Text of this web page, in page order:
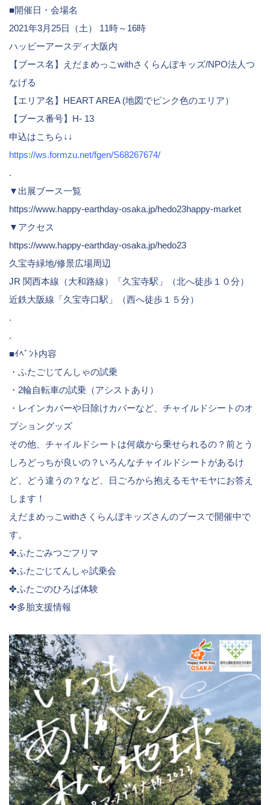
■開催日・会場名
2021年3月25日（土） 11時～16時
ハッピーアースディ大阪内
【ブース名】えだまめっこwithさくらんぼキッズ/NPO法人つ
なげる
【エリア名】HEART AREA (地図でピンク色のエリア）
【ブース番号】H- 13
申込はこちら↓↓
https://ws.formzu.net/fgen/S68267674/
.
▼出展ブース一覧
https://www.happy-earthday-osaka.jp/hedo23happy-market
▼アクセス
https://www.happy-earthday-osaka.jp/hedo23
久宝寺緑地/修景広場周辺
JR 関西本線（大和路線）「久宝寺駅」（北へ徒歩１０分）
近鉄大阪線「久宝寺口駅」（西へ徒歩１５分）
.
.
■ｲﾍﾞﾝﾄ内容
・ふたごじてんしゃの試乗
・2輪自転車の試乗（アシストあり）
・レインカバーや日除けカバーなど、チャイルドシートのオ
プショングッズ
その他、チャイルドシートは何歳から乗せられるの？前とう
しろどっちが良いの？いろんなチャイルドシートがあるけ
ど、どう違うの？など、日ごろから抱えるモヤモヤにお答え
します！
えだまめっこwithさくらんぼキッズさんのブースで開催中で
す。
✤ふたごみつごフリマ
✤ふたごじてんしゃ試乗会
✤ふたごのひろば体験
✤多胎支援情報